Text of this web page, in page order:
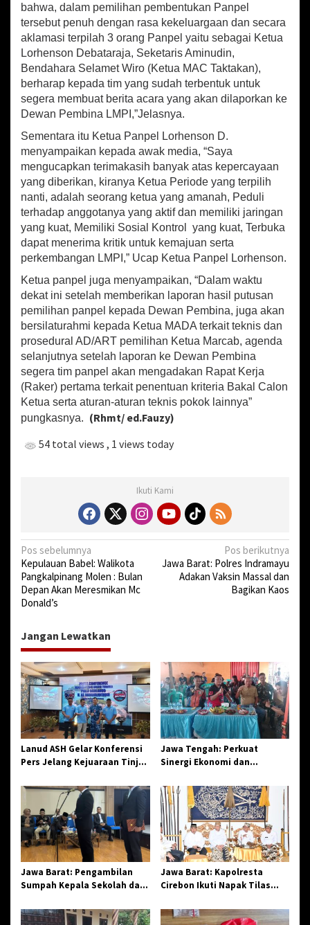
bahwa, dalam pemilihan pembentukan Panpel
tersebut penuh dengan rasa kekeluargaan dan secara
aklamasi terpilah 3 orang Panpel yaitu sebagai Ketua
Lorhenson Debataraja, Seketaris Aminudin,
Bendahara Selamet Wiro (Ketua MAC Taktakan),
berharap kepada tim yang sudah terbentuk untuk
segera membuat berita acara yang akan dilaporkan ke
Dewan Pembina LMPI,”Jelasnya.
Sementara itu Ketua Panpel Lorhenson D.
menyampaikan kepada awak media, “Saya
mengucapkan terimakasih banyak atas kepercayaan
yang diberikan, kiranya Ketua Periode yang terpilih
nanti, adalah seorang ketua yang amanah, Peduli
terhadap anggotanya yang aktif dan memiliki jaringan
yang kuat, Memiliki Sosial Kontrol yang kuat, Terbuka
dapat menerima kritik untuk kemajuan serta
perkembangan LMPI,” Ucap Ketua Panpel Lorhenson.
Ketua panpel juga menyampaikan, “Dalam waktu
dekat ini setelah memberikan laporan hasil putusan
pemilihan panpel kepada Dewan Pembina, juga akan
bersilaturahmi kepada Ketua MADA terkait teknis dan
prosedural AD/ART pemilihan Ketua Marcab, agenda
selanjutnya setelah laporan ke Dewan Pembina
segera tim panpel akan mengadakan Rapat Kerja
(Raker) pertama terkait penentuan kriteria Bakal Calon
Ketua serta aturan-aturan teknis pokok lainnya”
pungkasnya. (Rhmt/ ed.Fauzy)
54 total views , 1 views today
Ikuti Kami
N
a
v
i
g
a
s
i
p
o
s
Pos sebelumnya
Kepulauan Babel: Walikota
Pangkalpinang Molen : Bulan
Depan Akan Meresmikan Mc
Donald’s
Pos berikutnya
Jawa Barat: Polres Indramayu
Adakan Vaksin Massal dan
Bagikan Kaos
Jangan Lewatkan
Lanud ASH Gelar Konferensi
Pers Jelang Kejuaraan Tinju
2026
Jawa Tengah: Perkuat
Sinergi Ekonomi dan
Jangkar Gelar Halal Bi Halal
di Losari
Jawa Barat: Pengambilan
Sumpah Kepala Sekolah dan
Penegasan Integritas
Jawa Barat: Kapolresta
Cirebon Ikuti Napak Tilas
Sinergi dan Pelestarian